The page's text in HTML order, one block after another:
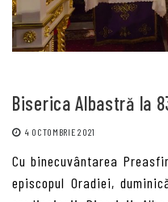
Biserica Albastră la
4 OCTOMBRIE 2021
Cu binecuvântarea
episcopul Oradiei,